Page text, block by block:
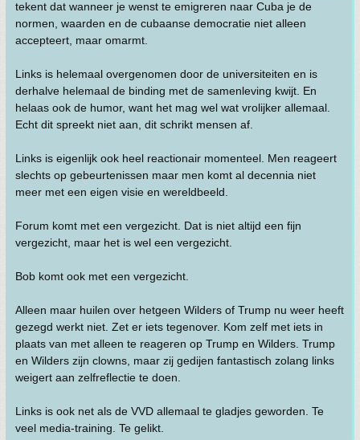
tekent dat wanneer je wenst te emigreren naar Cuba je de
normen, waarden en de cubaanse democratie niet alleen
accepteert, maar omarmt.
Links is helemaal overgenomen door de universiteiten en is
derhalve helemaal de binding met de samenleving kwijt. En
helaas ook de humor, want het mag wel wat vrolijker allemaal.
Echt dit spreekt niet aan, dit schrikt mensen af.
Links is eigenlijk ook heel reactionair momenteel. Men reageert
slechts op gebeurtenissen maar men komt al decennia niet
meer met een eigen visie en wereldbeeld.
Forum komt met een vergezicht. Dat is niet altijd een fijn
vergezicht, maar het is wel een vergezicht.
Bob komt ook met een vergezicht.
Alleen maar huilen over hetgeen Wilders of Trump nu weer heeft
gezegd werkt niet. Zet er iets tegenover. Kom zelf met iets in
plaats van met alleen te reageren op Trump en Wilders. Trump
en Wilders zijn clowns, maar zij gedijen fantastisch zolang links
weigert aan zelfreflectie te doen.
Links is ook net als de VVD allemaal te gladjes geworden. Te
veel media-training. Te gelikt.